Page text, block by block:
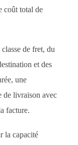
coût total de
de fret, du
et des
une
de livraison avec
facture.
la capacité